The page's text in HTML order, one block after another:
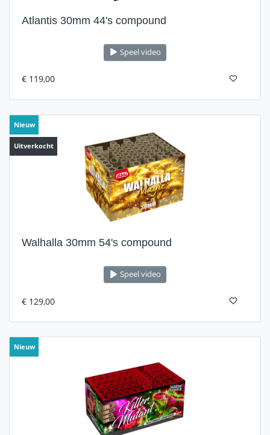
Atlantis 30mm 44's compound
Speel video
€ 119,00
Nieuw
Uitverkocht
Walhalla 30mm 54's compound
Speel video
€ 129,00
Nieuw